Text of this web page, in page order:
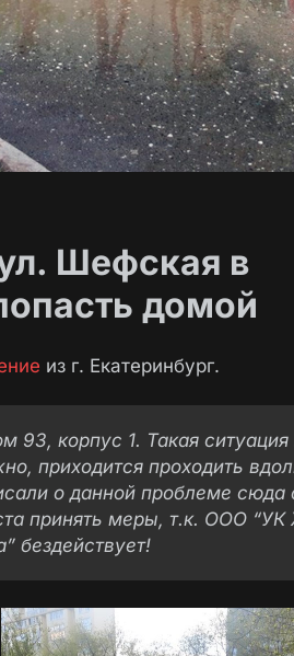
Шефская в
домой
из г. Екатеринбург.
93, корпус 1. Такая ситуация
приходится проходить
о данной проблеме сюда
принять меры, т.к. ООО
бездействует!